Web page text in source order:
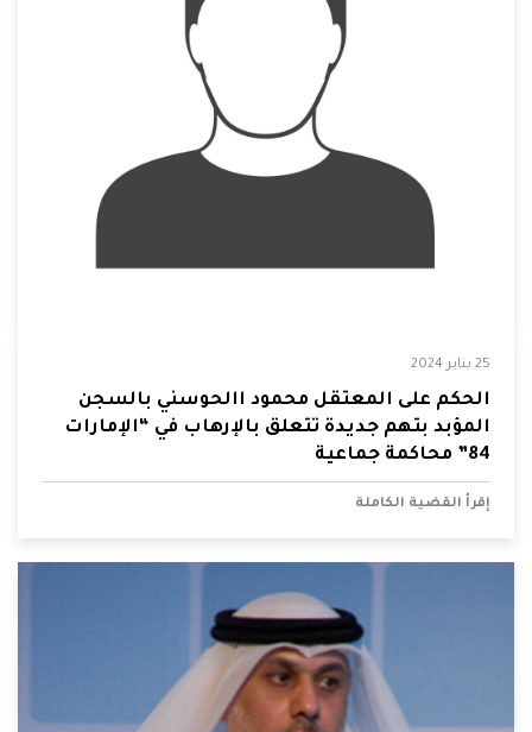
25 يناير 2024
الحكم على المعتقل محمود االحوسني بالسجن
المؤبد بتهم جديدة تتعلق بالإرهاب في “الإمارات
84” محاكمة جماعية
إقرأ القضية الكاملة